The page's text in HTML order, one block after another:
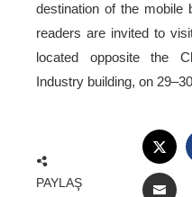
destination of the mobile
readers are invited to
located opposite the
Industry building, on
PAYLAŞ